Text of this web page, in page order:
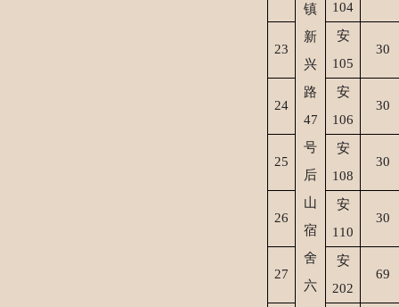
镇
新
兴
路
47
号
后
山
宿
舍
六
104
23
安
105
30
24
安
106
30
25
安
108
30
26
安
110
30
27
安
202
69